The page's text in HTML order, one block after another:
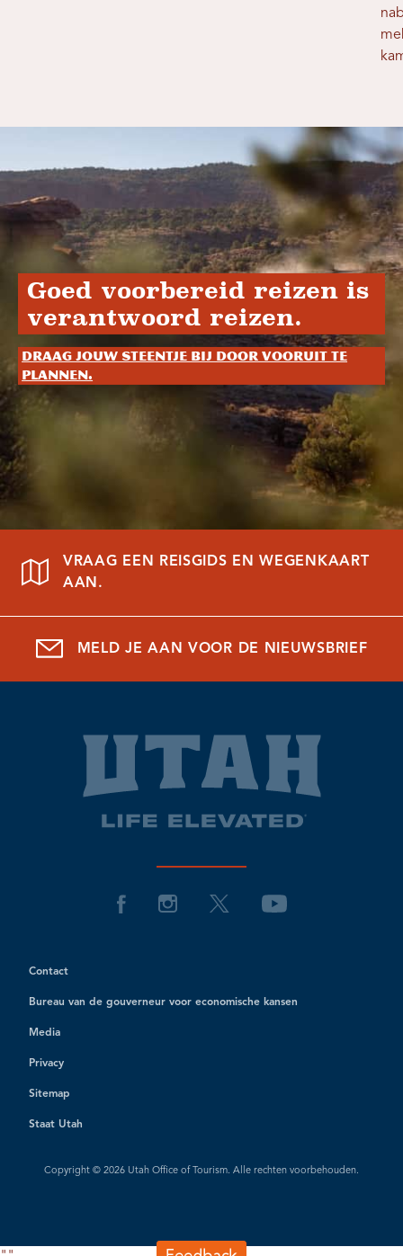
Goed voorbereid reizen is
verantwoord reizen.
Draag jouw steentje bij door vooruit te
plannen.
VRAAG EEN REISGIDS EN WEGENKAART
AAN.
MELD JE AAN VOOR DE NIEUWSBRIEF
Contact
Bureau van de gouverneur voor economische kansen
Media
Privacy
Sitemap
Staat Utah
Copyright © 2026 Utah Office of Tourism. Alle rechten voorbehouden.